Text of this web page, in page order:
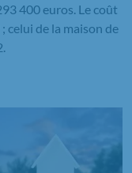
400 euros. Le coût
celui de la maison de